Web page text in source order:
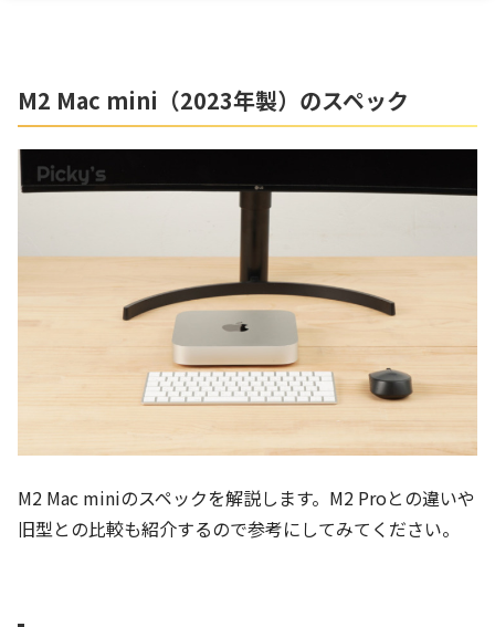
M2 Mac mini（2023年製）のスペック
M2 Mac miniのスペックを解説します。M2 Proとの違いや
旧型との比較も紹介するので参考にしてみてください。